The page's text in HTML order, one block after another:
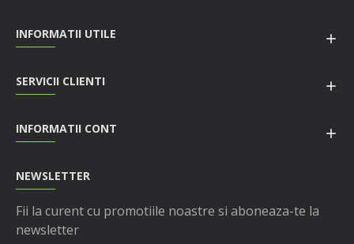
INFORMATII UTILE
SERVICII CLIENTI
INFORMATII CONT
NEWSLETTER
Fii la curent cu promotiile noastre si aboneaza-te la
newsletter